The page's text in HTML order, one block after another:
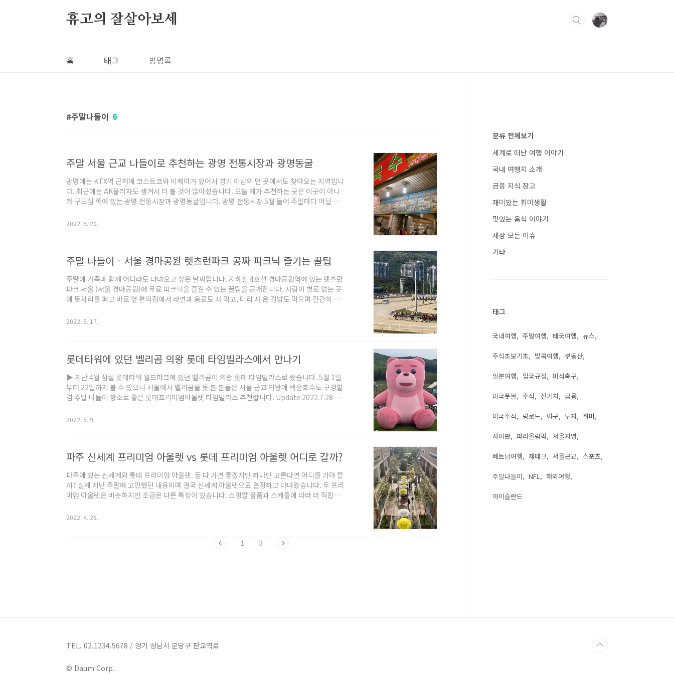
휴고의 잘살아보세
홈 태그 방명록
주말나들이 6
주말 서울 근교 나들이로 추천하는 광명 전통시장과 광명동굴
광명에는 KTX역 근처에 코스트코와 이케아가 있어서 경기 이남의 먼 곳에서도 찾아오는 지역입니
다. 최근에는 AK플라자도 생겨서 더 볼 것이 많아졌습니다. 오늘 제가 추천하는 곳은 이곳이 아니
라 구도심 쪽에 있는 광명 전통시장과 광명동굴입니다. 광명 전통시장 5월 들어 주말마다 어딜 가
떨지 제안드립니다. 첫 번째로 소개하는 곳은 광명 전통시장입니다. 광명 전통시장은 전국 7위 규
2022. 5. 20.
주말 나들이 - 서울 경마공원 렛츠런파크 공짜 피크닉 즐기는 꿀팁
주말에 가족과 함께 어디라도 다녀오고 싶은 날씨입니다. 지하철 4호선 경마공원역에 있는 렛츠런
파크 서울 (서울 경마공원)에 무료 피크닉을 즐길 수 있는 꿀팁을 공개합니다. 사람이 별로 없는 곳
에 돗자리를 펴고 바로 옆 편의점에서 라면과 음료도 사 먹고, 미리 사 온 김밥도 먹으며 간간히 말
즐길 수 있는 경마 문화를 정착시키기 위해 마사회는 부단히 노력하고 있습니다. 그 일환으로 렛츠
2022. 5. 17.
롯데타워에 있던 벨리곰 의왕 롯데 타임빌라스에서 만나기
▶ 지난 4월 잠실 롯데타워 월드파크에 있던 벨리곰이 의왕 롯데 타임빌라스로 왔습니다. 5월 1일
부터 22일까지 볼 수 있으니 서울에서 벨리곰을 못 본 분들은 서울 근교 의왕에 백운호수도 구경할
겸 주말 나들이 장소로 좋은 롯데프리미엄아울렛 타임빌라스 추천합니다. Update 2022.7.28 현
CUTE인 3살 벨리곰은 구독자 수가 50만이 넘는 인기 크리에이터입니다. 매주 금요일 6시에 영상
2022. 5. 9.
파주 신세계 프리미엄 아울렛 vs 롯데 프리미엄 아울렛 어디로 갈까?
파주에 있는 신세계와 롯데 프리미엄 아울렛. 둘 다 가면 좋겠지만 하나만 고른다면 어디를 가야 할
까? 실제 지난 주말에 고민했던 내용이며 결국 신세계 아울렛으로 결정하고 다녀왔습니다. 두 프리
미엄 아울렛은 비슷하지만 조금은 다른 특징이 있습니다. 쇼핑할 물품과 스케줄에 따라 더 적합한
깝습니다. 파주 출판도시가 가까워서 예쁜 북카페와 함께 일정을 조정해서 다녀오기에 좋습니다.
2022. 4. 26.
1 2
분류 전체보기
세계로 떠난 여행 이야기
국내 여행지 소개
금융 지식 창고
재미있는 취미생활
맛있는 음식 이야기
세상 모든 이슈
기타
태그
국내여행 주말여행 태국여행 뉴스
주식초보기초 방콕여행 부동산
일본여행 입국규정 미식축구
미국풋볼 주식 전기차 금융
미국주식 링로드 야구 투자 취미
사이판 파리올림픽 서울지명
베트남여행 재테크 서울근교 스포츠
주말나들이 NFL 해외여행
아이슬란드
TEL. 02.1234.5678 / 경기 성남시 분당구 판교역로
© Daum Corp.